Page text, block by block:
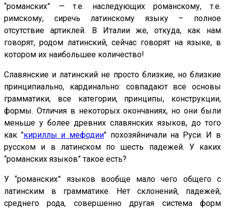
“романских” — т.е. наследующих романскому, т.е.
римскому, сиречь латинскому языку – полное
отсутствие артиклей. В Италии же, откуда, как нам
говорят, родом латинский, сейчас говорят на языке, в
котором их наибольшее количество!
Славянские и латинский не просто близкие, но близкие
принципиально, кардинально: совпадают все основы
грамматики, все категории, принципы, конструкции,
формы. Отличия в некоторых окончаниях, но они были
меньше у более древних славянских языков, до того
как "кириллы и мефодии" похозяйничали на Руси. И в
русском и в латинском по шесть падежей. У каких
“романских языков” такое есть?
У “романских” языков вообще мало чего общего с
латинским в грамматике. Нет склонений, падежей,
среднего рода, совершенно другая система форм